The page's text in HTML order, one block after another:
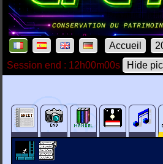
Accueil
Session end : 12h00m00s
Hide